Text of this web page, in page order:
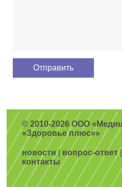
© 2010-2026 ООО
«Здоровье плюс»»
новости| вопрос-ответ
контакты